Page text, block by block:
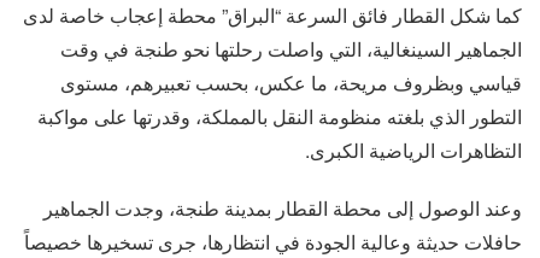
كما شكل القطار فائق السرعة “البراق” محطة إعجاب خاصة لدى
الجماهير السينغالية، التي واصلت رحلتها نحو طنجة في وقت
قياسي وبظروف مريحة، ما عكس، بحسب تعبيرهم، مستوى
التطور الذي بلغته منظومة النقل بالمملكة، وقدرتها على مواكبة
التظاهرات الرياضية الكبرى.
وعند الوصول إلى محطة القطار بمدينة طنجة، وجدت الجماهير
حافلات حديثة وعالية الجودة في انتظارها، جرى تسخيرها خصيصاً